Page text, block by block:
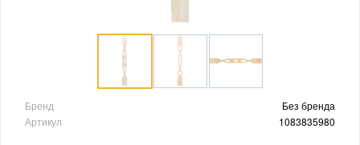
Бренд
Без бренда
Артикул
1083835980